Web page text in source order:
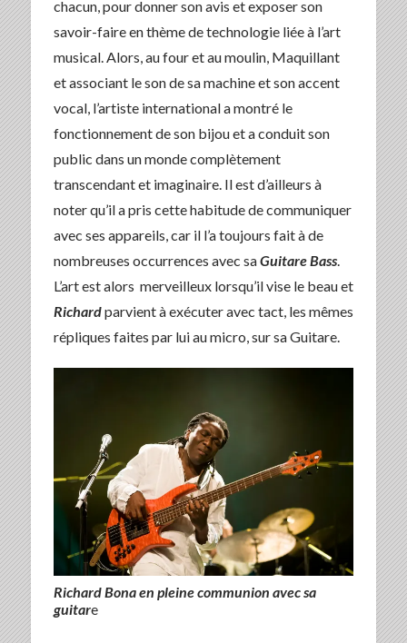
chacun, pour donner son avis et exposer son
savoir-faire en thème de technologie liée à l’art
musical. Alors, au four et au moulin, Maquillant
et associant le son de sa machine et son accent
vocal, l’artiste international a montré le
fonctionnement de son bijou et a conduit son
public dans un monde complètement
transcendant et imaginaire. Il est d’ailleurs à
noter qu’il a pris cette habitude de communiquer
avec ses appareils, car il l’a toujours fait à de
nombreuses occurrences avec saGuitare Bass.
L’art est alors merveilleux lorsqu’il vise le beau et
Richardparvient à exécuter avec tact, les mêmes
répliques faites par lui au micro, sur sa Guitare.
Richard Bona en pleine communion avec sa
guitare